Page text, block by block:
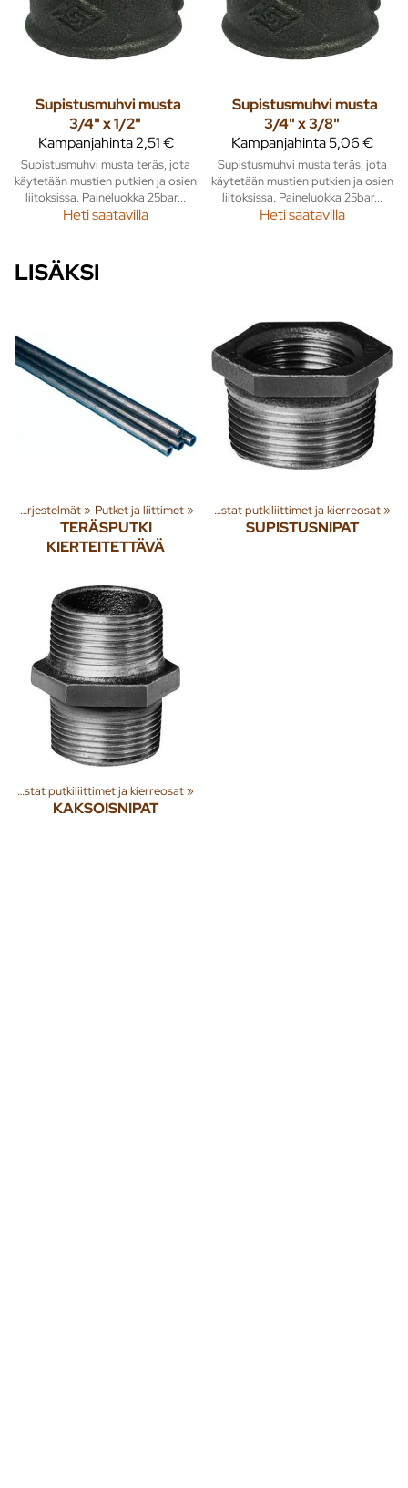
Supistusmuhvi musta
3/4" x 1/2"
Kampanjahinta2,51 €
Supistusmuhvi musta teräs, jota
käytetään mustien putkien ja osien
liitoksissa. Paineluokka 25bar...
Heti saatavilla
Supistusmuhvi musta
3/4" x 3/8"
Kampanjahinta5,06 €
Supistusmuhvi musta teräs, jota
käytetään mustien putkien ja osien
liitoksissa. Paineluokka 25bar...
Heti saatavilla
LISÄKSI
Lämmitysjärjestelmät‪» Putket ja liittimet‪»
TERÄSPUTKI
KIERTEITETTÄVÄ
‪»Putket ja liittimet Mustat putkiliittimet ja kierreosat‪»
SUPISTUSNIPAT
Mustat putkiliittimet ja kierreosat‪»
KAKSOISNIPAT